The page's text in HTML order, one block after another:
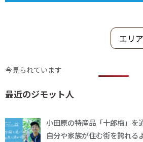
今見られています
最近のジモット人
小田原の特産品「十郎梅」を
自分や家族が住む街を誇れる